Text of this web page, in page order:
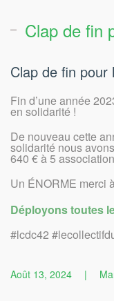
Clap de fin
Clap de fin
Fin d’une année
en solidarité !
De nouveau cette
solidarité nous
640 € à 5
Un ÉNORME merci
Déployons toutes
#lcdc42
Août 13, 2024 |